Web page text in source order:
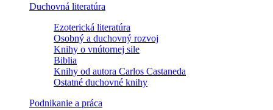
Duchovná literatúra
Ezoterická literatúra
Osobný a duchovný rozvoj
Knihy o vnútornej sile
Biblia
Knihy od autora Carlos Castaneda
Ostatné duchovné knihy
Podnikanie a práca